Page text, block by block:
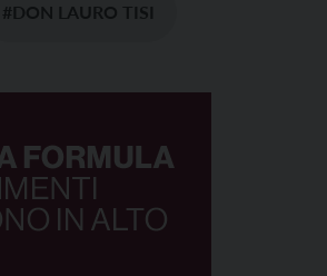
#DON LAURO TISI